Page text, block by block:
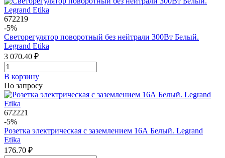
672219
-5%
Светорегулятор поворотный без нейтрали 300Вт Белый.
Legrand Etika
3 070.40 ₽
В корзинy
По запросу
672221
-5%
Розетка электрическая с заземлением 16А Белый. Legrand
Etika
176.70 ₽